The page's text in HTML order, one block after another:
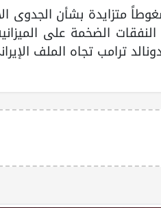
متزايدة بشأن الجدوى
الضخمة على الميزانية
ترامب تجاه الملف